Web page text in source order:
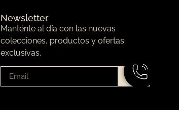
Newsletter
Manténte al día con las nuevas
colecciones, productos y ofertas
exclusivas.